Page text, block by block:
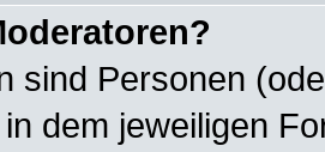
sind Personen
dem jeweiligen